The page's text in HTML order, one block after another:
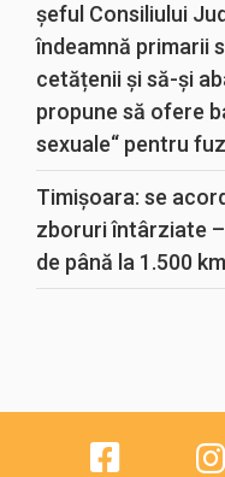
șeful Consiliului
îndeamnă primarii
cetățenii și să-și
propune să ofere
sexuale“ pentru
Timișoara: se
zboruri întârziate
de până la 1.500 km